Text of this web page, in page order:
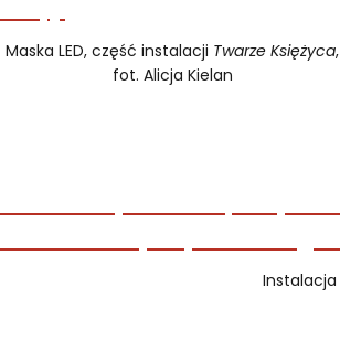
Maska LED, część instalacji Twarze Księżyca,
fot. Alicja Kielan
Instalacja